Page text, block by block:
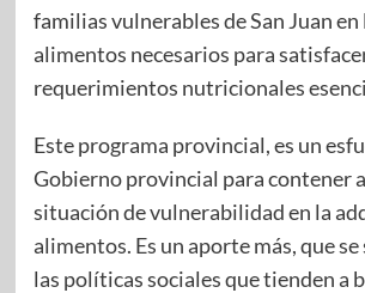
familias vulnerables de San Juan en
alimentos necesarios para
requerimientos nutricionales
Este programa provincial, es un
Gobierno provincial para contener
situación de vulnerabilidad en la
alimentos. Es un aporte más, que se
las políticas sociales que tienden a